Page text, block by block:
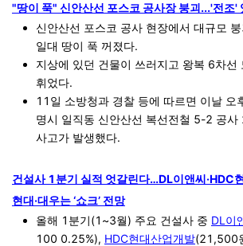
"땅이 푹" 신안산선 포스코 공사장 붕괴...'전조'
신안산선 포스코 공사 현장에서 대규모
일대 땅이 푹 꺼졌다.
지상에 있던 건물이 쓰러지고 왕복 6차선
휘었다.
11일 소방청과 경찰 등에 따르면 이날 오
명시 일직동 신안산선 복선전철 5-2 공사
사고가 발생했다.
건설사 1분기 실적 엇갈린다…DL이앤씨·HDC
현대·대우는 ‘쇼크’ 전망
올해 1분기(1~3월) 주요 건설사 중 DL이
100 0.25%), HDC현대산업개발(21,500